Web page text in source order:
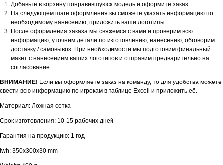
Добавьте в корзину понравившуюся модель и оформите заказ.
На следующем шаге оформления вы сможете указать информацию по
необходимому нанесению, приложить ваши логотипы.
После оформления заказа мы свяжемся с вами и проверим всю
информацию, уточним детали по изготовлению, нанесению, обговорим
доставку / самовывоз. При необходимости мы подготовим финальный
макет с нанесением ваших логотипов и отправим предварительно на
согласование.
ВНИМАНИЕ! Если вы оформляете заказ на команду, то для удобства можете
свести всю информацию по игрокам в таблице Excell и приложить её.
Материал: Ложная сетка
Срок изготовления: 10-15 рабочих дней
Гарантия на продукцию: 1 год
lwh: 350x300x30 mm